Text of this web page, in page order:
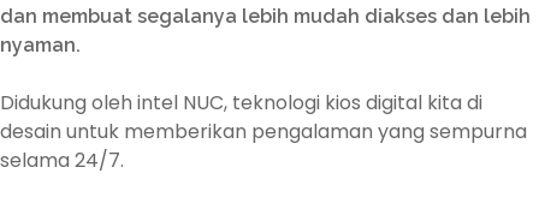
dan membuat segalanya lebih mudah diakses dan lebih
nyaman.
Didukung oleh intel NUC, teknologi kios digital kita di
desain untuk memberikan pengalaman yang sempurna
selama 24/7.